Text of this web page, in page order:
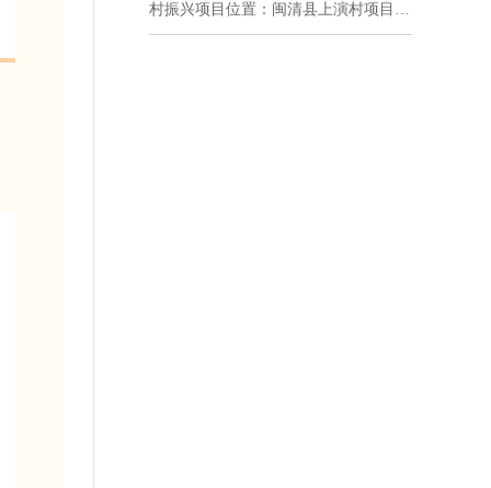
村振兴项目位置：闽清县上演村项目设
计：拓普标识闽清县金沙...